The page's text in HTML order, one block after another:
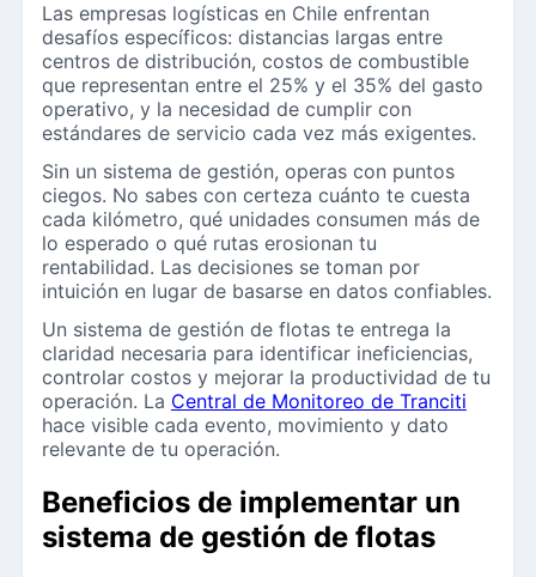
Las empresas logísticas en Chile enfrentan
desafíos específicos: distancias largas entre
centros de distribución, costos de combustible
que representan entre el 25% y el 35% del gasto
operativo, y la necesidad de cumplir con
estándares de servicio cada vez más exigentes.
Sin un sistema de gestión, operas con puntos
ciegos. No sabes con certeza cuánto te cuesta
cada kilómetro, qué unidades consumen más de
lo esperado o qué rutas erosionan tu
rentabilidad. Las decisiones se toman por
intuición en lugar de basarse en datos confiables.
Un sistema de gestión de flotas te entrega la
claridad necesaria para identificar ineficiencias,
controlar costos y mejorar la productividad de tu
operación. La Central de Monitoreo de Tranciti
hace visible cada evento, movimiento y dato
relevante de tu operación.
Beneficios de implementar un
sistema de gestión de flotas